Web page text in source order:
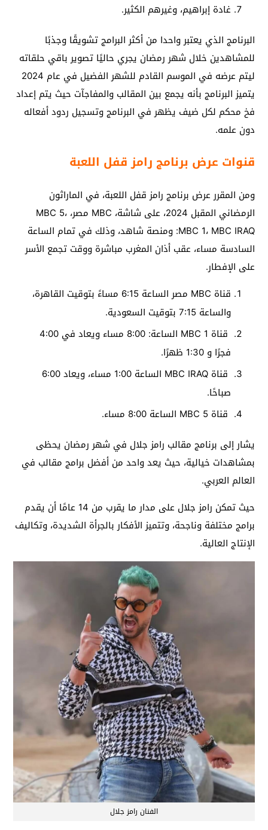
غادة إبراهيم، وغيرهم الكثير.
البرنامج الذي يعتبر واحدا من أكثر البرامج تشويقًا وجذبًا
للمشاهدين خلال شهر رمضان يجري حاليًا تصوير باقي حلقاته
ليتم عرضه في الموسم القادم للشهر الفضيل في عام 2024
يتميز البرنامج بأنه يجمع بين المقالب والمفاجآت حيث يتم إعداد
فخ محكم لكل ضيف يظهر في البرنامج وتسجيل ردود أفعاله
دون علمه.
قنوات عرض برنامج رامز قفل اللعبة
ومن المقرر عرض برنامج رامز قفل اللعبة، في الماراثون
الرمضاني المقبل 2024، على شاشة، MBC مصر، MBC 5،
MBC 1، MBC IRAQ: ومنصة شاهد، وذلك في تمام الساعة
السادسة مساء، عقب أذان المغرب مباشرة ووقت تجمع الأسر
على الإفطار.
قناة MBC مصر الساعة 6:15 مساءً بتوقيت القاهرة،
والساعة 7:15 بتوقيت السعودية.
قناة MBC 1 الساعة: 8:00 مساء ويعاد في 4:00
فجرًا و 1:30 ظهرًا.
قناة MBC IRAQ الساعة 1:00 مساء، ويعاد 6:00
صباحًا.
قناة MBC 5 الساعة 8:00 مساء.
يشار إلى برنامج مقالب رامز جلال في شهر رمضان يحظى
بمشاهدات خيالية، حيث يعد واحد من أفضل برامج مقالب في
العالم العربي.
حيث تمكن رامز جلال على مدار ما يقرب من 14 عامًا أن يقدم
برامج مختلفة وناجحة، وتتميز الأفكار بالجرأة الشديدة، وتكاليف
الإنتاج العالية.
الفنان رامز جلال